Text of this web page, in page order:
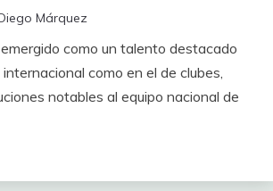
Márquez
como un talento destacado
como en el de clubes,
notables al equipo nacional de